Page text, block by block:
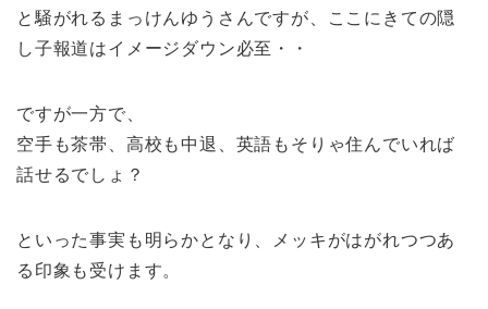
と騒がれるまっけんゆうさんですが、ここにきての隠
し子報道はイメージダウン必至・・
ですが一方で、
空手も茶帯、高校も中退、英語もそりゃ住んでいれば
話せるでしょ？
といった事実も明らかとなり、メッキがはがれつつあ
る印象も受けます。